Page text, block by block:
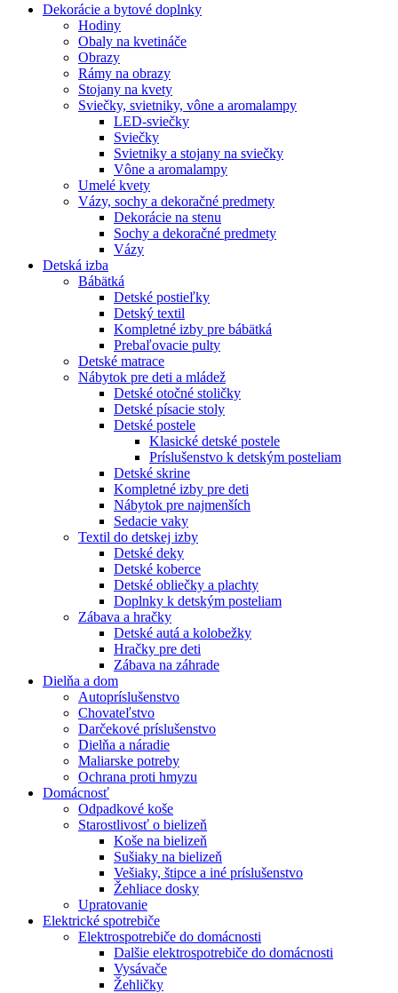
Dekorácie a bytové doplnky
Hodiny
Obaly na kvetináče
Obrazy
Rámy na obrazy
Stojany na kvety
Sviečky, svietniky, vône a aromalampy
LED-sviečky
Sviečky
Svietniky a stojany na sviečky
Vône a aromalampy
Umelé kvety
Vázy, sochy a dekoračné predmety
Dekorácie na stenu
Sochy a dekoračné predmety
Vázy
Detská izba
Bábätká
Detské postieľky
Detský textil
Kompletné izby pre bábätká
Prebaľovacie pulty
Detské matrace
Nábytok pre deti a mládež
Detské otočné stoličky
Detské písacie stoly
Detské postele
Klasické detské postele
Príslušenstvo k detským posteliam
Detské skrine
Kompletné izby pre deti
Nábytok pre najmenších
Sedacie vaky
Textil do detskej izby
Detské deky
Detské koberce
Detské obliečky a plachty
Doplnky k detským posteliam
Zábava a hračky
Detské autá a kolobežky
Hračky pre deti
Zábava na záhrade
Dielňa a dom
Autopríslušenstvo
Chovateľstvo
Darčekové príslušenstvo
Dielňa a náradie
Maliarske potreby
Ochrana proti hmyzu
Domácnosť
Odpadkové koše
Starostlivosť o bielizeň
Koše na bielizeň
Sušiaky na bielizeň
Vešiaky, štipce a iné príslušenstvo
Žehliace dosky
Upratovanie
Elektrické spotrebiče
Elektrospotrebiče do domácnosti
Dalšie elektrospotrebiče do domácnosti
Vysávače
Žehličky